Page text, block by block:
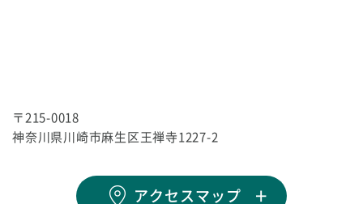
〒215-0018
神奈川県川崎市麻生区王禅寺1227-2
アクセスマップ